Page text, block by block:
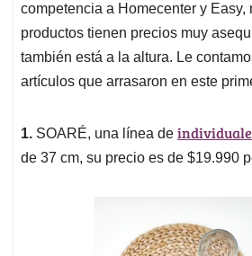
competencia a Homecenter y Easy,
productos tienen precios muy
también está a la altura. Le
artículos que arrasaron en este
1. SOARÉ, una línea de
de 37 cm, su precio es de $19.990